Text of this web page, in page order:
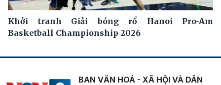
Khởi tranh Giải bóng rổ Hanoi Pro-Am
Basketball Championship 2026
BAN VĂN HOÁ - XÃ HỘI VÀ DÂN